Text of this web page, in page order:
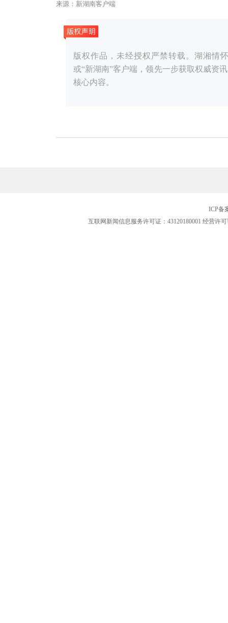
来源：新湖南客户端
版权作品，未经授权严禁转载。湖湘情
或“新湖南”客户端，领先一步获取权威资
核心内容。
ICP备
互联网新闻信息服务许可证：43120180001 经营许可